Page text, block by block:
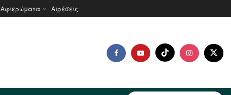
Αφιερώματα Αιρέσεις